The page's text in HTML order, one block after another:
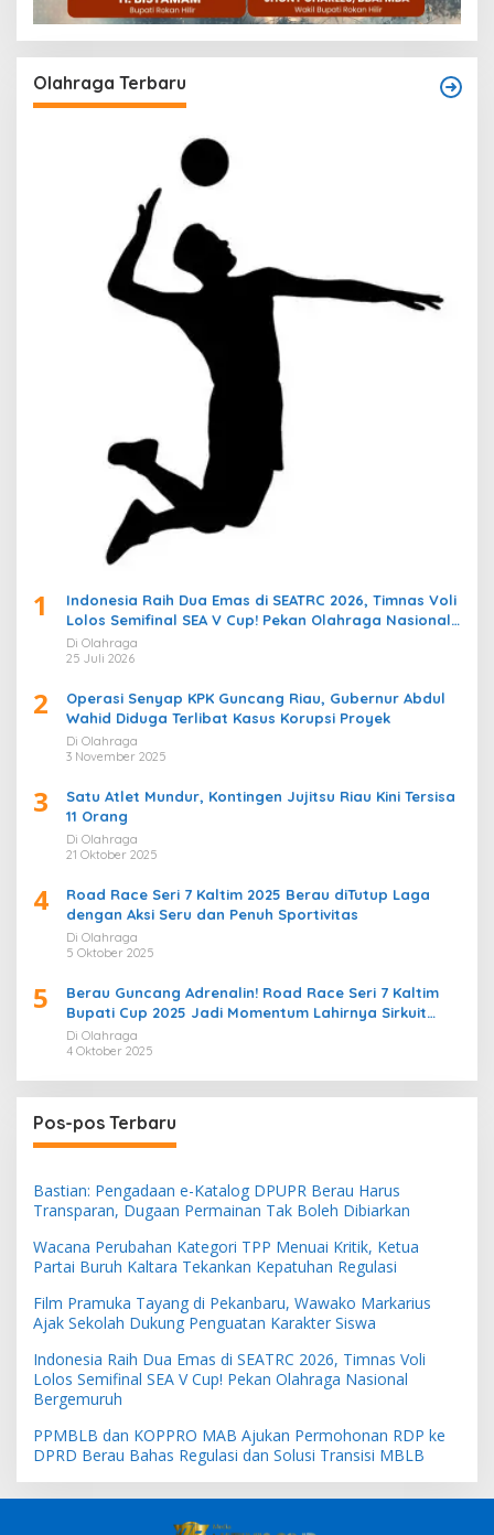
Olahraga Terbaru
1
Indonesia Raih Dua Emas di SEATRC 2026, Timnas Voli
Lolos Semifinal SEA V Cup! Pekan Olahraga Nasional
Bergemuruh
Di Olahraga
25 Juli 2026
2
Operasi Senyap KPK Guncang Riau, Gubernur Abdul
Wahid Diduga Terlibat Kasus Korupsi Proyek
Di Olahraga
3 November 2025
3
Satu Atlet Mundur, Kontingen Jujitsu Riau Kini Tersisa
11 Orang
Di Olahraga
21 Oktober 2025
4
Road Race Seri 7 Kaltim 2025 Berau diTutup Laga
dengan Aksi Seru dan Penuh Sportivitas
Di Olahraga
5 Oktober 2025
5
Berau Guncang Adrenalin! Road Race Seri 7 Kaltim
Bupati Cup 2025 Jadi Momentum Lahirnya Sirkuit
Permanen 2026
Di Olahraga
4 Oktober 2025
Pos-pos Terbaru
Bastian: Pengadaan e-Katalog DPUPR Berau Harus
Transparan, Dugaan Permainan Tak Boleh Dibiarkan
Wacana Perubahan Kategori TPP Menuai Kritik, Ketua
Partai Buruh Kaltara Tekankan Kepatuhan Regulasi
Film Pramuka Tayang di Pekanbaru, Wawako Markarius
Ajak Sekolah Dukung Penguatan Karakter Siswa
Indonesia Raih Dua Emas di SEATRC 2026, Timnas Voli
Lolos Semifinal SEA V Cup! Pekan Olahraga Nasional
Bergemuruh
PPMBLB dan KOPPRO MAB Ajukan Permohonan RDP ke
DPRD Berau Bahas Regulasi dan Solusi Transisi MBLB